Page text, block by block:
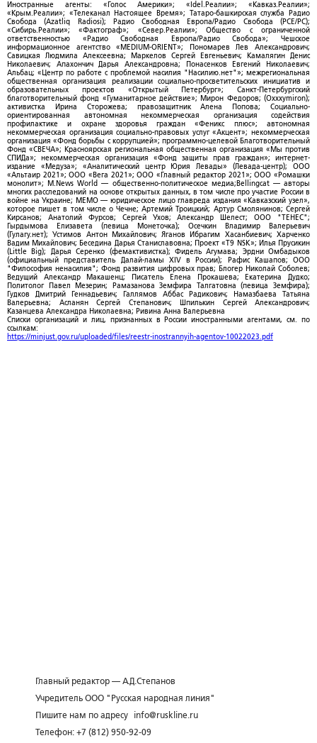
Иностранные агенты: «Голос Америки»; «Idel.Реалии»; «Кавказ.Реалии»;
«Крым.Реалии»; «Телеканал Настоящее Время»; Татаро-башкирская служба Радио
Свобода (Azatliq Radiosi); Радио Свободная Европа/Радио Свобода (PCE/PC);
«Сибирь.Реалии»; «Фактограф»; «Север.Реалии»; Общество с ограниченной
ответственностью «Радио Свободная Европа/Радио Свобода»; Чешское
информационное агентство «MEDIUM-ORIENT»; Пономарев Лев Александрович;
Савицкая Людмила Алексеевна; Маркелов Сергей Евгеньевич; Камалягин Денис
Николаевич; Апахончич Дарья Александровна; Понасенков Евгений Николаевич;
Альбац; «Центр по работе с проблемой насилия "Насилию.нет"»; межрегиональная
общественная организация реализации социально-просветительских инициатив и
образовательных проектов «Открытый Петербург»; Санкт-Петербургский
благотворительный фонд «Гуманитарное действие»; Мирон Федоров; (Oxxxymiron);
активистка Ирина Сторожева; правозащитник Алена Попова; Социально-
ориентированная автономная некоммерческая организация содействия
профилактике и охране здоровья граждан «Феникс плюс»; автономная
некоммерческая организация социально-правовых услуг «Акцент»; некоммерческая
организация «Фонд борьбы с коррупцией»; программно-целевой Благотворительный
Фонд «СВЕЧА»; Красноярская региональная общественная организация «Мы против
СПИДа»; некоммерческая организация «Фонд защиты прав граждан»; интернет-
издание «Медуза»; «Аналитический центр Юрия Левады» (Левада-центр); ООО
«Альтаир 2021»; ООО «Вега 2021»; ООО «Главный редактор 2021»; ООО «Ромашки
монолит»; M.News World — общественно-политическое медиа;Bellingcat — авторы
многих расследований на основе открытых данных, в том числе про участие России в
войне на Украине; МЕМО — юридическое лицо главреда издания «Кавказский узел»,
которое пишет в том числе о Чечне; Артемий Троицкий; Артур Смолянинов; Сергей
Кирсанов; Анатолий Фурсов; Сергей Ухов; Александр Шелест; ООО "ТЕНЕС";
Гырдымова Елизавета (певица Монеточка); Осечкин Владимир Валерьевич
(Гулагу.нет); Устимов Антон Михайлович; Яганов Ибрагим Хасанбиевич; Харченко
Вадим Михайлович; Беседина Дарья Станиславовна; Проект «T9 NSK»; Илья Прусикин
(Little Big); Дарья Серенко (фемактивистка); Фидель Агумава; Эрдни Омбадыков
(официальный представитель Далай-ламы XIV в России); Рафис Кашапов; ООО
"Философия ненасилия"; Фонд развития цифровых прав; Блогер Николай Соболев;
Ведущий Александр Макашенц; Писатель Елена Прокашева; Екатерина Дудко;
Политолог Павел Мезерин; Рамазанова Земфира Талгатовна (певица Земфира);
Гудков Дмитрий Геннадьевич; Галлямов Аббас Радикович; Намазбаева Татьяна
Валерьевна; Асланян Сергей Степанович; Шпилькин Сергей Александрович;
Казанцева Александра Николаевна; Ривина Анна Валерьевна
Списки организаций и лиц, признанных в России иностранными агентами, см. по
ссылкам:
https://minjust.gov.ru/uploaded/files/reestr-inostrannyih-agentov-10022023.pdf
Главный редактор — А.Д.Степанов
Учредитель ООО "Русская народная линия"
Пишите нам по адресу
info@ruskline.ru
Телефон: +7 (812) 950-92-09